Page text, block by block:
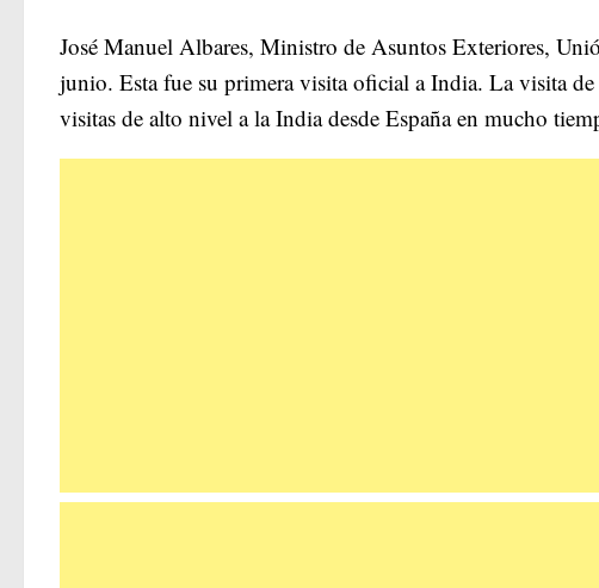
José Manuel Albares, Ministro de Asuntos Exteriores,
junio. Esta fue su primera visita oficial a India. La visita
visitas de alto nivel a la India desde España en mucho